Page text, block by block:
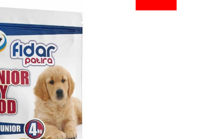
آرایشی و بهداشتی گربه
آرایشی و